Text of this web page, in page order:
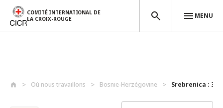
COMITÉ INTERNATIONAL DE
LA CROIX-ROUGE
MENU
Où nous travaillons Bosnie-Herzégovine Srebrenica : 30